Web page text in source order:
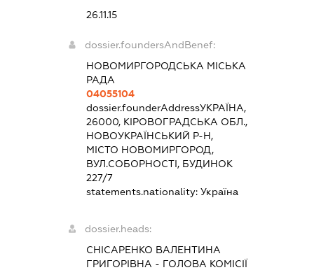
26.11.15
dossier.foundersAndBenef:
НОВОМИРГОРОДСЬКА МІСЬКА
РАДА
04055104
dossier.founderAddressУКРАЇНА,
26000, КІРОВОГРАДСЬКА ОБЛ.,
НОВОУКРАЇНСЬКИЙ Р-Н,
МІСТО НОВОМИРГОРОД,
ВУЛ.СОБОРНОСТІ, БУДИНОК
227/7
statements.nationality: Україна
dossier.heads:
СНІСАРЕНКО ВАЛЕНТИНА
ГРИГОРІВНА - ГОЛОВА КОМІСІЇ